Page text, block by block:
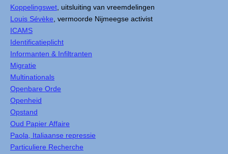
Koppelingswet , uitsluiting van vreemdelingen
Louis Sévèke , vermoorde Nijmeegse activist
ICAMS
Identificatieplicht
Informanten & Infiltranten
Migratie
Multinationals
Openbare Orde
Openheid
Opstand
Oud Papier Affaire
Paola, Italiaanse repressie
Particuliere Recherche